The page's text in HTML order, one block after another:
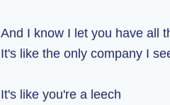
And I know I let you have all
It's like the only company I
It's like you're a leech